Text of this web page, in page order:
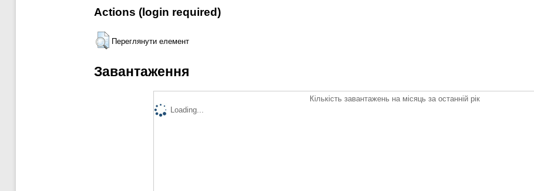
Actions (login required)
Переглянути елемент
Завантаження
Кількість завантажень на місяць за останній рік
Loading...